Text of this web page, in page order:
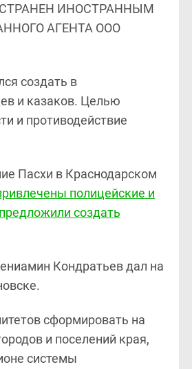
ИНОСТРАННЫМ
АГЕНТА ООО
создать в
и казаков. Целью
и противодействие
Пасхи в Краснодарском
полицейские и
предложили создать
Кондратьев дал на
сформировать на
и поселений края,
системы